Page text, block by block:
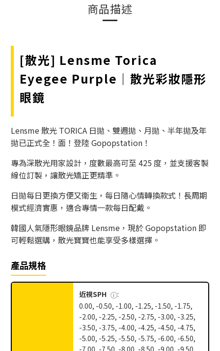
商品描述
[散光] Lensme Torica
Eyegee Purple｜散光彩妝隱形
眼鏡
Lensme 散光 TORICA 日拋、雙週拋、月拋、半年拋及年
拋已正式全！面！登陸 Gopopstation！
專為深散光用家設計，度數最高可至 425 度，並支援客製
線位訂製，讓散光矯正更精準。
日拋每日更換方便又衛生，每日隨心情轉換款式！長周期
模式經濟實惠，適合專情一款每日配戴。
韓國人氣隱形眼鏡品牌 Lensme，現於 Gopopstation 即
可輕鬆選購，散光寶寶也能享受多樣選擇。
產品規格
近視SPH ⓘ:
0.00, -0.50, -1.00, -1.25, -1.50, -1.75,
-2.00, -2.25, -2.50, -2.75, -3.00, -3.25,
-3.50, -3.75, -4.00, -4.25, -4.50, -4.75,
-5.00, -5.25, -5.50, -5.75, -6.00, -6.50,